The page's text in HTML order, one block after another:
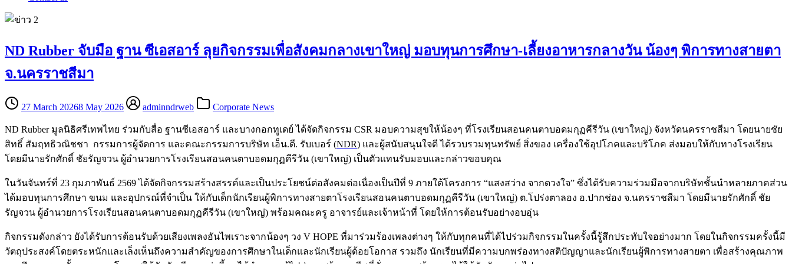
ND Rubber จับมือ ฐาน ซีเอสอาร์ ลุยกิจกรรมเพื่อสังคมกลางเขาใหญ่ มอบทุนการศึกษา-เลี้ยงอาหารกลางวัน น้องๆ พิการทางสายตา
จ.นครราชสีมา
27 March 20268 May 2026 adminndrweb Corporate News
ND Rubber มูลนิธิศรีเทพไทย ร่วมกับสื่อ ฐานซีเอสอาร์ และบางกอกทูเดย์ ได้จัดกิจกรรม CSR มอบความสุขให้น้องๆ ที่โรงเรียนสอนคนตาบอดมกุฏคีรีวัน (เขาใหญ่) จังหวัดนครราชสีมา โดยนายชัย
สิทธิ์ สัมฤทธิวณิชชา กรรมการผู้จัดการ และคณะกรรมการบริษัท เอ็น.ดี. รับเบอร์ (NDR) และผู้สนับสนุนใจดี ได้รวบรวมทุนทรัพย์ สิ่งของ เครื่องใช้อุปโภคและบริโภค ส่งมอบให้กับทางโรงเรียน
โดยมีนายรักศักดิ์ ชัยรัญจวน ผู้อำนวยการโรงเรียนสอนคนตาบอดมกุฏคีรีวัน (เขาใหญ่) เป็นตัวแทนรับมอบและกล่าวขอบคุณ
ในวันจันทร์ที่ 23 กุมภาพันธ์ 2569 ได้จัดกิจกรรมสร้างสรรค์และเป็นประโยชน์ต่อสังคมต่อเนื่องเป็นปีที่ 9 ภายใต้โครงการ “แสงสว่าง จากดวงใจ” ซึ่งได้รับความร่วมมือจากบริษัทชั้นนำหลายภาคส่วน
ได้มอบทุนการศึกษา ขนม และอุปกรณ์ที่จำเป็น ให้กับเด็กนักเรียนผู้พิการทางสายตาโรงเรียนสอนคนตาบอดมกุฏคีรีวัน (เขาใหญ่) ต.โปร่งตาลอง อ.ปากช่อง จ.นครราชสีมา โดยมีนายรักศักดิ์ ชัย
รัญจวน ผู้อำนวยการโรงเรียนสอนคนตาบอดมกุฏคีรีวัน (เขาใหญ่) พร้อมคณะครู อาจารย์และเจ้าหน้าที่ โดยให้การต้อนรับอย่างอบอุ่น
กิจกรรมดังกล่าว ยังได้รับการต้อนรับด้วยเสียงเพลงอันไพเราะจากน้องๆ วง V HOPE ที่มาร่วมร้องเพลงต่างๆ ให้กับทุกคนที่ได้ไปร่วมกิจกรรมในครั้งนี้รู้สึกประทับใจอย่างมาก โดยในกิจกรรมครั้งนี้มี
วัตถุประสงค์โดยตระหนักและเล็งเห็นถึงความสำคัญของการศึกษาในเด็กและนักเรียนผู้ด้อยโอกาส รวมถึง นักเรียนที่มีความบกพร่องทางสติปัญญาและนักเรียนผู้พิการทางสายตา เพื่อสร้างคุณภาพ